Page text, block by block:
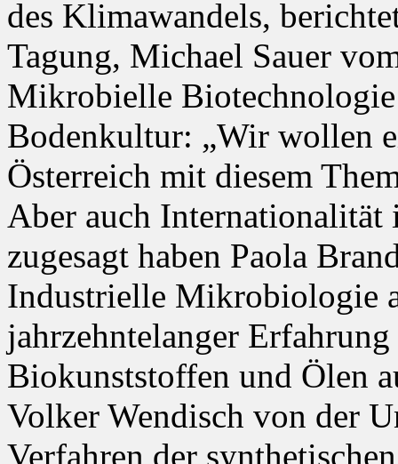
des Klimawandels,
Tagung, Michael Sauer
Mikrobielle
Bodenkultur: „Wir wollen
Österreich mit diesem
Aber auch Internationalität
zugesagt haben Paola
Industrielle Mikrobiologie
jahrzehntelanger
Biokunststoffen und Ölen
Volker Wendisch von der
Verfahren der